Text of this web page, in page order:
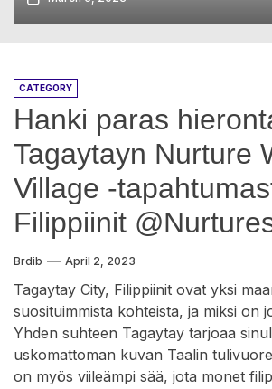
CATEGORY
Hanki paras
Tagaytayn Nurture
Village -
Filippiinit
Brdib April 2, 2023
Tagaytay City, Filippiinit ovat yksi
suosituimmista kohteista, ja miksi on
Yhden suhteen Tagaytay tarjoaa
uskomattoman kuvan Taalin
on myös viileämpi sää, jota monet